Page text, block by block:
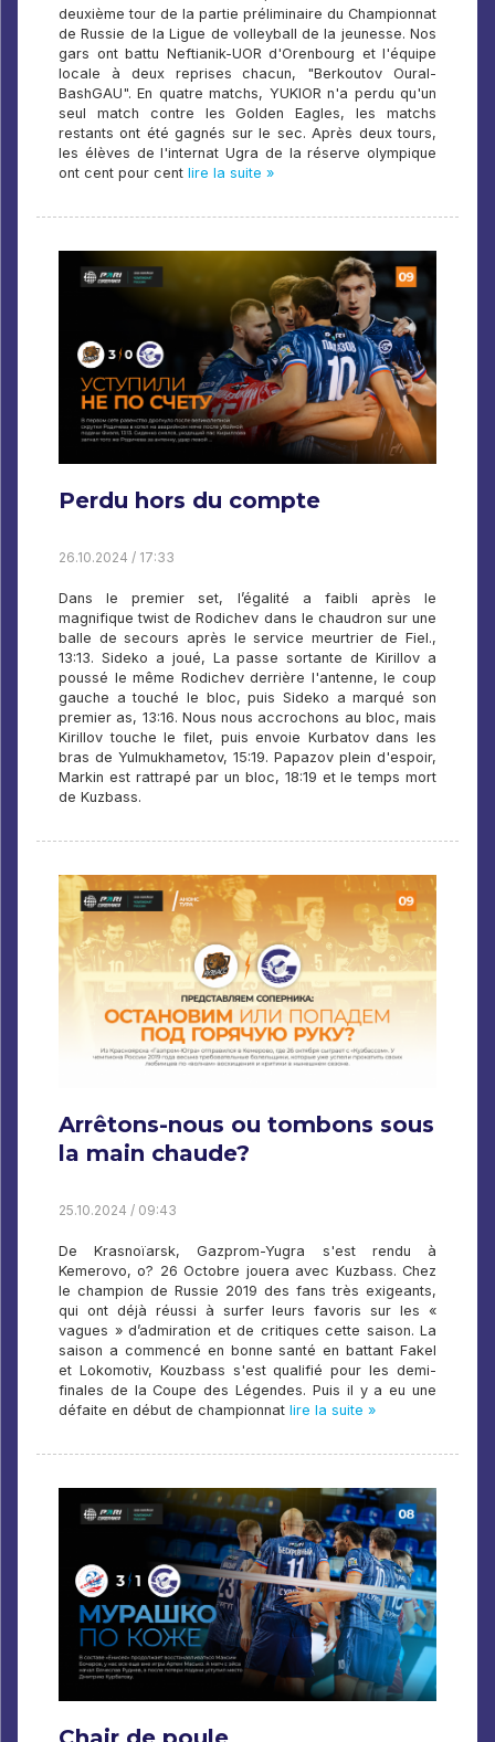
deuxième tour de la partie préliminaire du Championnat
de Russie de la Ligue de volleyball de la jeunesse. Nos
gars ont battu Neftianik-UOR d'Orenbourg et l'équipe
locale à deux reprises chacun, "Berkoutov Oural-
BashGAU". En quatre matchs, YUKIOR n'a perdu qu'un
seul match contre les Golden Eagles, les matchs
restants ont été gagnés sur le sec. Après deux tours,
les élèves de l'internat Ugra de la réserve olympique
ont cent pour cent lire la suite »
Perdu hors du compte
26.10.2024 / 17:33
Dans le premier set, l’égalité a faibli après le
magnifique twist de Rodichev dans le chaudron sur une
balle de secours après le service meurtrier de Fiel.,
13:13. Sideko a joué, La passe sortante de Kirillov a
poussé le même Rodichev derrière l'antenne, le coup
gauche a touché le bloc, puis Sideko a marqué son
premier as, 13:16. Nous nous accrochons au bloc, mais
Kirillov touche le filet, puis envoie Kurbatov dans les
bras de Yulmukhametov, 15:19. Papazov plein d'espoir,
Markin est rattrapé par un bloc, 18:19 et le temps mort
de Kuzbass.
Arrêtons-nous ou tombons sous
la main chaude?
25.10.2024 / 09:43
De Krasnoïarsk, Gazprom-Yugra s'est rendu à
Kemerovo, o? 26 Octobre jouera avec Kuzbass. Chez
le champion de Russie 2019 des fans très exigeants,
qui ont déjà réussi à surfer leurs favoris sur les «
vagues » d’admiration et de critiques cette saison. La
saison a commencé en bonne santé en battant Fakel
et Lokomotiv, Kouzbass s'est qualifié pour les demi-
finales de la Coupe des Légendes. Puis il y a eu une
défaite en début de championnat lire la suite »